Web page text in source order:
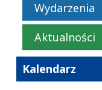
Wydarzenia
Aktualności
Kalendarz